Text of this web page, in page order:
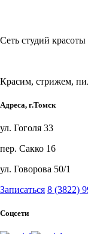
Сеть студий
Красим, стрижем,
Адреса, г.Томск
ул. Гоголя 33
пер. Сакко 16
ул. Говорова 50/1
Записаться 8 (3822)
Соцсети